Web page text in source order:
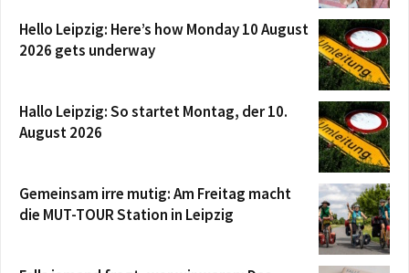
Hello Leipzig: Here’s how Monday 10 August
2026 gets underway
Hallo Leipzig: So startet Montag, der 10.
August 2026
Gemeinsam irre mutig: Am Freitag macht
die MUT-TOUR Station in Leipzig